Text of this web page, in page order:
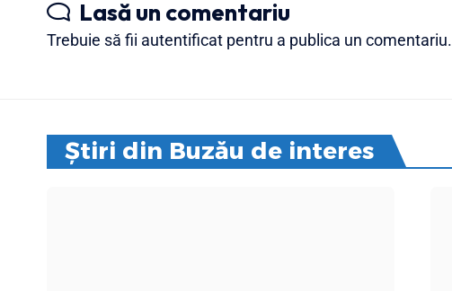
Lasă un comentariu
Trebuie să fii autentificat pentru a publica un comentariu.
Știri din Buzău de interes